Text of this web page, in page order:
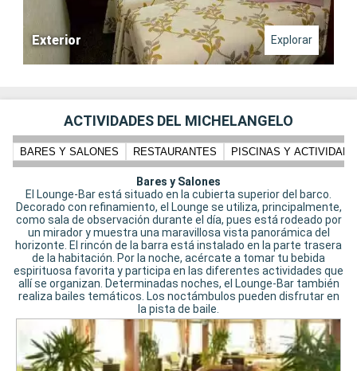
Exterior Explorar
ACTIVIDADES DEL MICHELANGELO
BARES Y SALONES RESTAURANTES PISCINAS Y
Bares y Salones
El Lounge-Bar está situado en la cubierta superior del barco.
Decorado con refinamiento, el Lounge se utiliza, principalmente,
como sala de observación durante el día, pues está rodeado por
un mirador y muestra una maravillosa vista panorámica del
horizonte. El rincón de la barra está instalado en la parte trasera
de la habitación. Por la noche, acércate a tomar tu bebida
espirituosa favorita y participa en las diferentes actividades que
allí se organizan. Determinadas noches, el Lounge-Bar también
realiza bailes temáticos. Los noctámbulos pueden disfrutar en
la pista de baile.